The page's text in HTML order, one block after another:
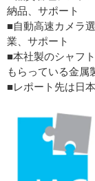
納品、サポート
■自動高速カメラ
業、サポート
■本社製のシャフ
もらっている金属
■レポート先は日